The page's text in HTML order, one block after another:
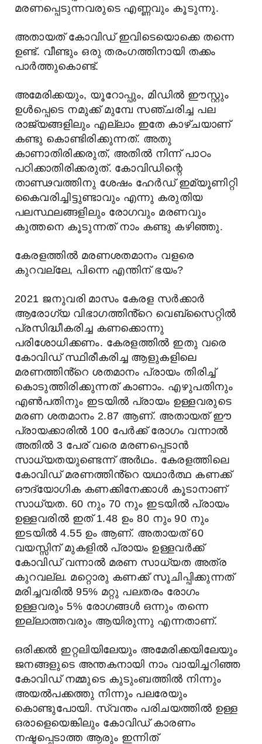
മരണപ്പെടുന്നവരുടെ എണ്ണവും കൂടുന്നു.
അതായത് കോവിഡ് ഇവിടെയൊക്കെ തന്നെ
ഉണ്ട്. വീണ്ടും ഒരു തരംഗത്തിനായി തക്കം
പാർത്തുകൊണ്ട്.
അമേരിക്കയും, യൂറോപ്പും, മിഡിൽ ഈസ്റ്റും
ഉൾപ്പെടെ നമുക്ക് മുമ്പേ സഞ്ചരിച്ച പല
രാജ്യങ്ങളിലും എല്ലാം ഇതേ കാഴ്ചയാണ്
കണ്ടു കൊണ്ടിരിക്കുന്നത്. അതു
കാണാതിരിക്കരുത്, അതിൽ നിന്ന് പാഠം
പഠിക്കാതിരിക്കരുത്. കോവിഡിന്റെ
താണ്ഢവത്തിനു ശേഷം ഹേർഡ് ഇമ്യൂണിറ്റി
കൈവരിച്ചിട്ടുണ്ടാവും എന്നു കരുതിയ
പലസ്ഥലങ്ങളിലും രോഗവും മരണവും
കുത്തനെ കൂടുന്നത് നാം കണ്ടു കഴിഞ്ഞു.
കേരളത്തിൽ മരണശതമാനം വളരെ
കുറവല്ലേ, പിന്നെ എന്തിന് ഭയം?
2021 ജനുവരി മാസം കേരള സർക്കാർ
ആരോഗ്യ വിഭാഗത്തിൻ്റെ വെബ്സൈറ്റിൽ
പ്രസിദ്ധീകരിച്ച കണക്കൊന്നു
പരിശോധിക്കണം. കേരളത്തിൽ ഇതു വരെ
കോവിഡ് സ്ഥിരീകരിച്ച ആളുകളിലെ
മരണത്തിൻ്റെ ശതമാനം പ്രായം തിരിച്ച്
കൊടുത്തിരിക്കുന്നത് കാണാം. എഴുപതിനും
എൺപതിനും ഇടയിൽ പ്രായം ഉള്ളവരുടെ
മരണ ശതമാനം 2.87 ആണ്. അതായത് ഈ
പ്രായക്കാരിൽ 100 പേർക്ക് രോഗം വന്നാൽ
അതിൽ 3 പേര് വരെ മരണപ്പെടാൻ
സാധ്യതയുണ്ടെന്ന് അർഥം. കേരളത്തിലെ
കോവിഡ് മരണത്തിൻ്റെ യഥാർത്ഥ കണക്ക്
ഔദ്യോഗിക കണക്കിനേക്കാൾ കൂടാനാണ്
സാധ്യത. 60 നും 70 നും ഇടയിൽ പ്രായം
ഉള്ളവരിൽ ഇത് 1.48 ഉം 80 നും 90 നും
ഇടയിൽ 4.55 ഉം ആണ്. അതായത് 60
വയസ്സിന് മുകളിൽ പ്രായം ഉള്ളവർക്ക്
കോവിഡ് വന്നാൽ മരണ സാധ്യത അത്ര
കുറവല്ല. മറ്റൊരു കണക്ക് സൂചിപ്പിക്കുന്നത്
മരിച്ചവരിൽ 95% മറ്റു പലതരം രോഗം
ഉള്ളവരും 5% രോഗങ്ങൾ ഒന്നും തന്നെ
ഇല്ലാത്തവരും ആയിരുന്നു എന്നതാണ്.
ഒരിക്കൽ ഇറ്റലിയിലേയും അമേരിക്കയിലേയും
ജനങ്ങളുടെ അന്തകനായി നാം വായിച്ചറിഞ്ഞ
കോവിഡ് നമ്മുടെ കുടുംബത്തിൽ നിന്നും
അയൽപക്കത്തു നിന്നും പലരേയും
കൊണ്ടുപോയി. സ്വന്തം പരിചയത്തിൽ ഉള്ള
ഒരാളെയെങ്കിലും കോവിഡ് കാരണം
നഷ്ടപ്പെടാത്ത ആരും ഇന്നിത്